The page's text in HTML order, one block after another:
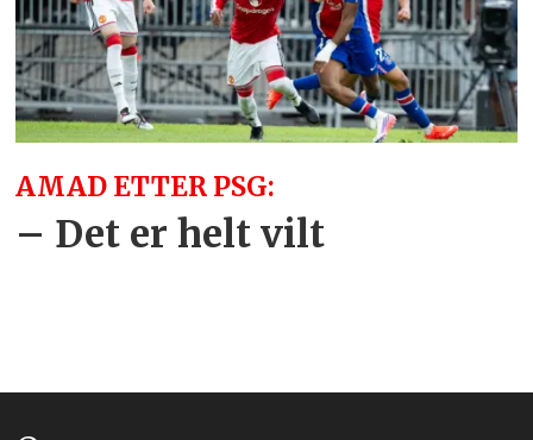
AMAD ETTER PSG:
– Det er helt vilt